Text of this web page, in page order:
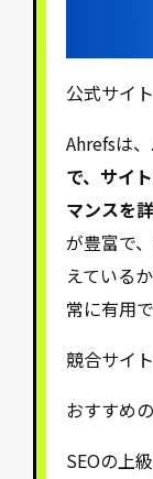
公式サイ
Ahrefsは、
で、サイ
マンスを
が豊富で
えている
常に有用で
競合サイ
おすすめ
SEOの上